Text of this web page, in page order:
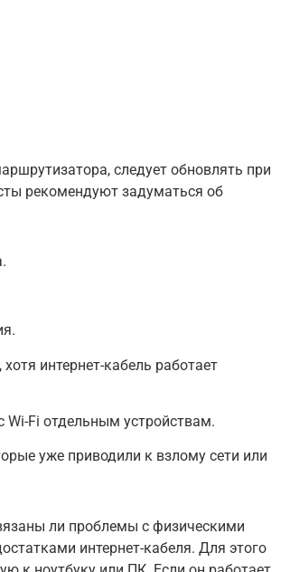
следует обновлять при
рекомендуют задуматься об
интернет-кабель работает
Wi-Fi отдельным устройствам.
уже приводили к взлому сети или
ли проблемы с физическими
интернет-кабеля. Для этого